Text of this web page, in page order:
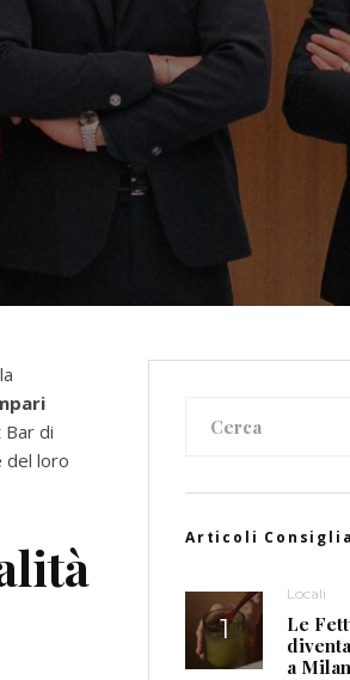
Bar di
del loro
Articoli
Locali
Le
a